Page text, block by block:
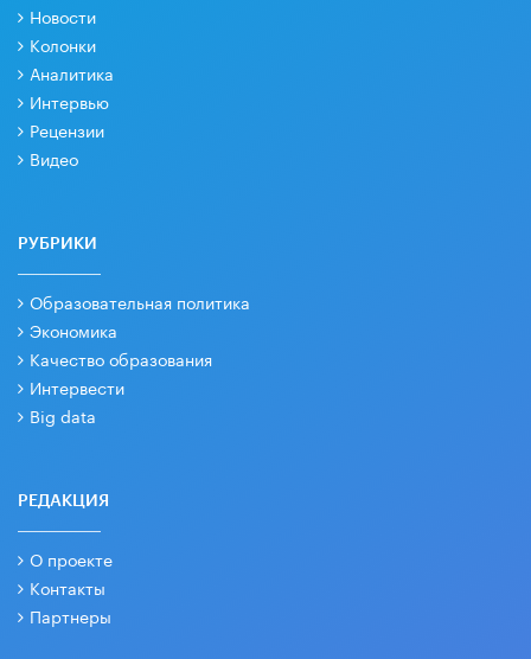
Новости
Колонки
Аналитика
Интервью
Рецензии
Видео
РУБРИКИ
Образовательная политика
Экономика
Качество образования
Интервести
Big data
РЕДАКЦИЯ
О проекте
Контакты
Партнеры